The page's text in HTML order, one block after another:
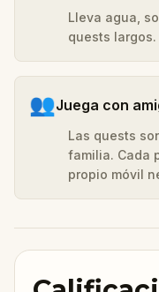
Lleva agua,
quests largos.
👥Juega con
Las quests
familia. Cada
propio móvil